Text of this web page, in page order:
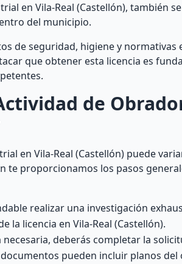
en Vila-Real (Castellón), también
del municipio.
de seguridad, higiene y normativas
que obtener esta licencia es
de
en Vila-Real (Castellón) puede
proporcionamos los pasos
realizar una investigación
la licencia en Vila-Real (Castellón).
deberás completar la
pueden incluir planos